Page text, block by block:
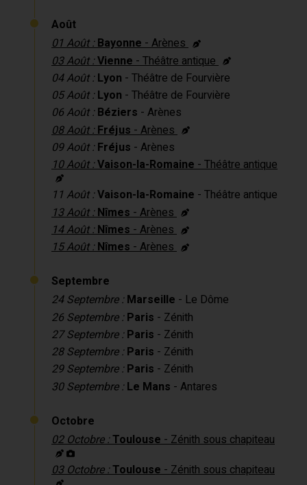
Août
01 Août :Bayonne- Arènes
03 Août :Vienne - Théâtre antique
04 Août : Lyon - Théâtre de Fourvière
05 Août : Lyon - Théâtre de Fourvière
06 Août : Béziers - Arènes
08 Août : Fréjus - Arènes
09 Août : Fréjus - Arènes
10 Août :Vaison-la-Romaine- Théâtre antique
11 Août :Vaison-la-Romaine - Théâtre antique
13 Août : Nîmes - Arènes
14 Août :Nîmes- Arènes
15 Août :Nîmes- Arènes
Septembre
24 Septembre : Marseille - Le Dôme
26 Septembre : Paris - Zénith
27 Septembre : Paris - Zénith
28 Septembre : Paris - Zénith
29 Septembre : Paris - Zénith
30 Septembre : Le Mans - Antares
Octobre
02 Octobre :Toulouse- Zénith sous chapiteau
03 Octobre :Toulouse- Zénith sous chapiteau